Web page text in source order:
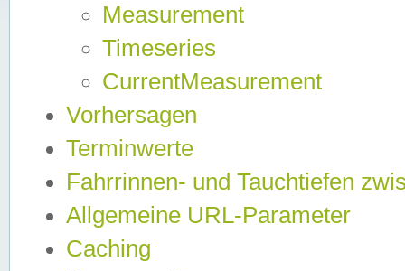
Measurement
Timeseries
CurrentMeasurement
Vorhersagen
Terminwerte
Fahrrinnen- und Tauchtiefen
Allgemeine URL-Parameter
Caching